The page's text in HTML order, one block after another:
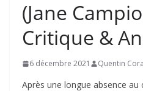
(Jane
Critique &
6 décembre 2021 Quentin
Après une longue absence au